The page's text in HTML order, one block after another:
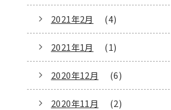
2021年2月 (4)
2021年1月 (1)
2020年12月 (6)
2020年11月 (2)